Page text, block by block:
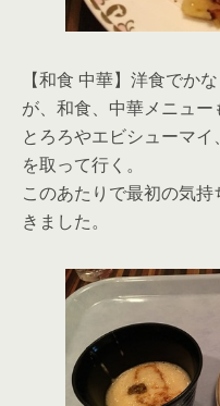
【和食 中華】洋食でか
が、和食、中華メニュー
とろろやエビシューマ
を取って行く。
このあたりで最初の気
きました。